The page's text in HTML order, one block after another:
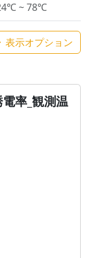
~ 78℃
表示オプション
率_観測温